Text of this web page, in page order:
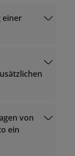
Uhr
Mitglieder):
einer
von
ein